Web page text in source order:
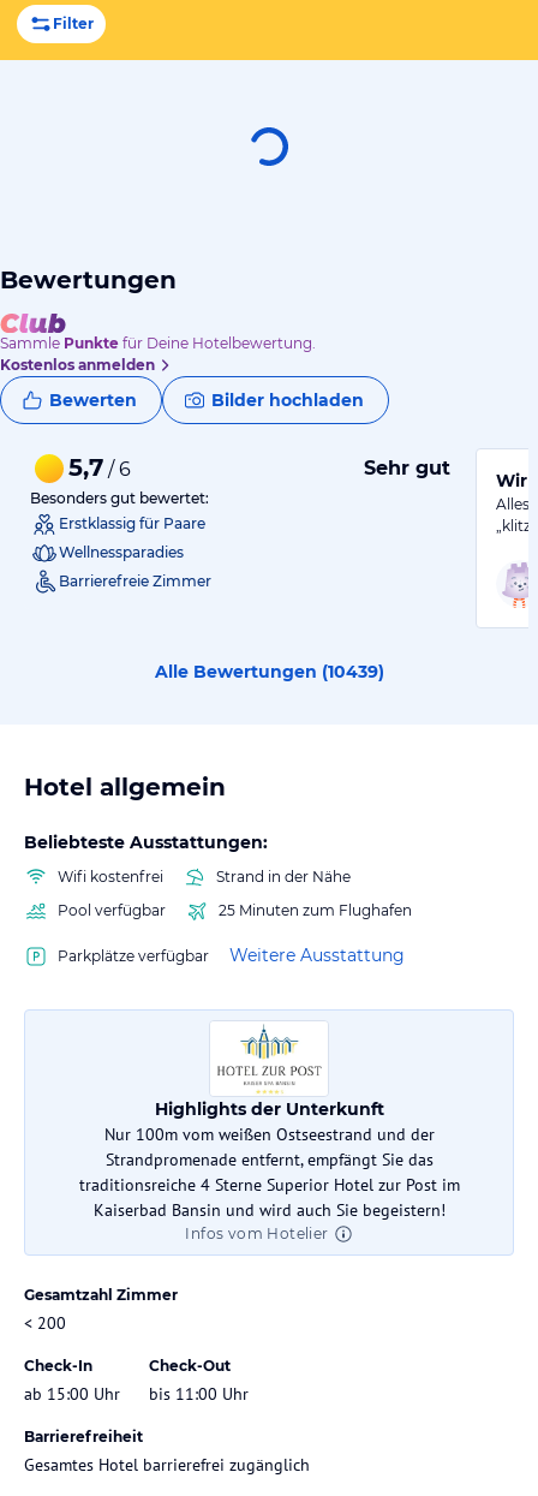
Filter
Bewertungen
Sammle Punkte für Deine Hotelbewertung.
Kostenlos anmelden
Bewerten Bilder hochladen
5,7 / 6 Sehr gut
Besonders gut bewertet:
Erstklassig für Paare
Wellnessparadies
Barrierefreie Zimmer
Wir
Alles
Alle Bewertungen (10439)
Hotel allgemein
Beliebteste Ausstattungen:
Wifi kostenfrei
Strand in der Nähe
Pool verfügbar
25 Minuten zum Flughafen
Parkplätze verfügbar Weitere Ausstattung
Highlights der Unterkunft
Nur 100m vom weißen Ostseestrand und der
Strandpromenade entfernt, empfängt Sie das
traditionsreiche 4 Sterne Superior Hotel zur Post im
Kaiserbad Bansin und wird auch Sie begeistern!
Infos vom Hotelier
Gesamtzahl Zimmer
< 200
Check-In
ab 15:00 Uhr
Check-Out
bis 11:00 Uhr
Barrierefreiheit
Gesamtes Hotel barrierefrei zugänglich